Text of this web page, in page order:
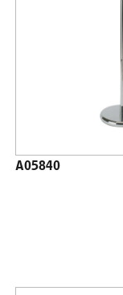
A05840